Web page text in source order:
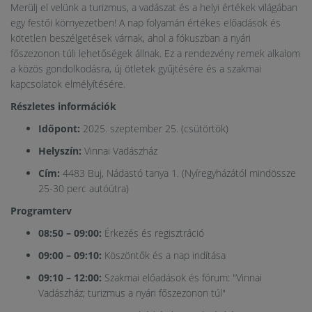
Merülj el velünk a turizmus, a vadászat és a helyi értékek világában
egy festői környezetben! A nap folyamán értékes előadások és
kötetlen beszélgetések várnak, ahol a fókuszban a nyári
főszezonon túli lehetőségek állnak. Ez a rendezvény remek alkalom
a közös gondolkodásra, új ötletek gyűjtésére és a szakmai
kapcsolatok elmélyítésére.
Részletes információk
Időpont: 2025. szeptember 25. (csütörtök)
Helyszín: Vinnai Vadászház
Cím: 4483 Buj, Nádastó tanya 1. (Nyíregyházától mindössze
25-30 perc autóútra)
Programterv
08:50 – 09:00: Érkezés és regisztráció
09:00 – 09:10: Köszöntők és a nap indítása
09:10 – 12:00: Szakmai előadások és fórum: "Vinnai
Vadászház; turizmus a nyári főszezonon túl"